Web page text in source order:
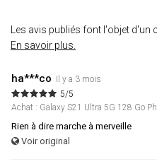
Les avis publiés font l'objet
En savoir plus.
ha***co
Il y a 3 mois
5/5
Achat : Galaxy S21 Ultra 5G 128 Go
Rien à dire marche à merveille
Voir original